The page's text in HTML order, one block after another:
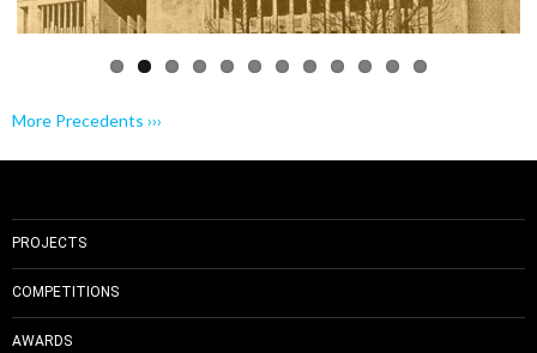
More Precedents ›››
PROJECTS
COMPETITIONS
AWARDS